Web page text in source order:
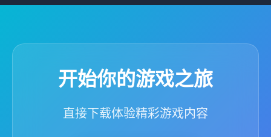
开始你的游戏之旅
直接下载体验精彩游戏内容